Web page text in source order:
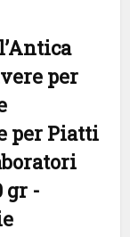
per
per Piatti
gr -